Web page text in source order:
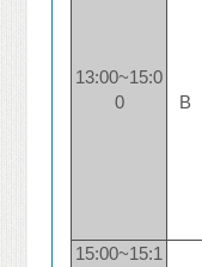
13:00~15:0
0
B
15:00~15:1